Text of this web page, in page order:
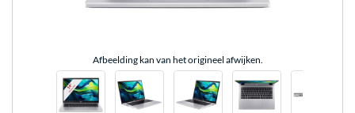
Afbeelding kan van het origineel afwijken.